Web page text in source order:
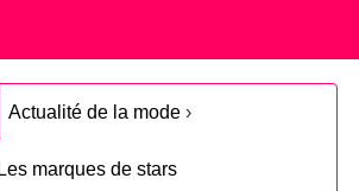
Actualité de la mode ›
Les marques de stars